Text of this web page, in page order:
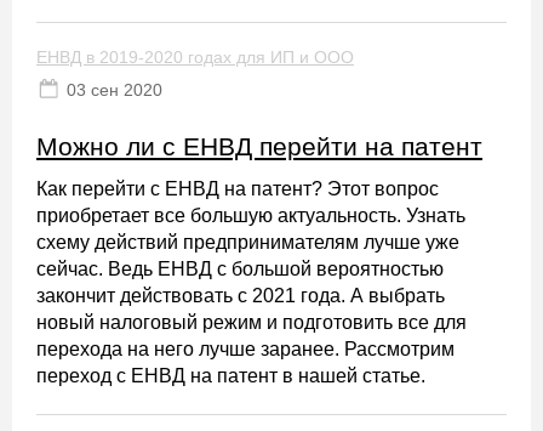
ЕНВД в 2019-2020 годах для ИП и ООО
03 сен 2020
Можно ли с ЕНВД перейти на патент
Как перейти с ЕНВД на патент? Этот вопрос
приобретает все большую актуальность. Узнать
схему действий предпринимателям лучше уже
сейчас. Ведь ЕНВД с большой вероятностью
закончит действовать с 2021 года. А выбрать
новый налоговый режим и подготовить все для
перехода на него лучше заранее. Рассмотрим
переход с ЕНВД на патент в нашей статье.